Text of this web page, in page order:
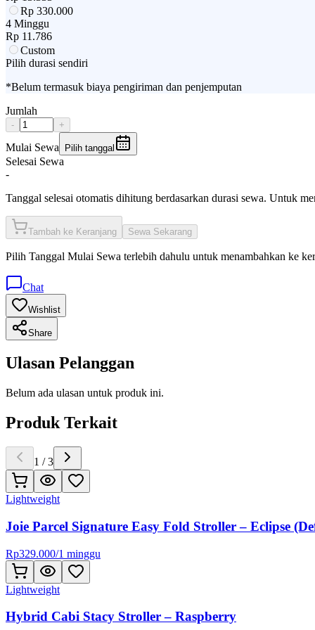
Rp 330.000
4 Minggu
Rp 11.786
Custom
Pilih durasi sendiri
*Belum termasuk biaya pengiriman dan penjemputan
Jumlah
- +
Mulai Sewa Pilih tanggal
Selesai Sewa
-
Tanggal selesai otomatis dihitung berdasarkan durasi sewa. Untuk
Tambah ke Keranjang Sewa Sekarang
Pilih Tanggal Mulai Sewa terlebih dahulu untuk menambahkan ke
Chat
Wishlist
Share
Ulasan Pelanggan
Belum ada ulasan untuk produk ini.
Produk Terkait
1 /3
Lightweight
Joie Parcel Signature Easy Fold Stroller – Eclipse
Rp329.000/1 minggu
Lightweight
Hybrid Cabi Stacy Stroller – Raspberry